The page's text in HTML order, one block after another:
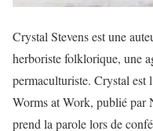
Crystal Stevens est une
herboriste folklorique, une
permaculturiste. Crystal est
Worms at Work, publié par
prend la parole lors de